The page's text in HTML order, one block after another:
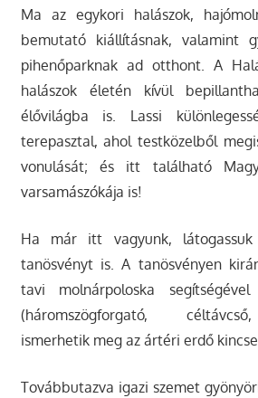
Ma az egykori halászok,
bemutató kiállításnak, valamint
pihenőparknak ad otthont. A
halászok életén kívül
élővilágba is. Lassi
terepasztal, ahol testközelből
vonulását; és itt található
varsamászókája is!
Ha már itt vagyunk,
tanösvényt is. A tanösvényen
tavi molnárpoloska
(háromszögforgató,
ismerhetik meg az ártéri erdő
Továbbutazva igazi szemet